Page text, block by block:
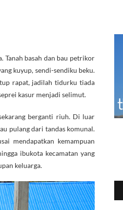
kuyup, sendi-sendiku beku.
rapat, jadilah tidurku tiada
kasur menjadi selimut.
berganti riuh. Di luar
pulang dari tandas komunal.
mendapatkan kemampuan
ibukota kecamatan yang
keluarga.